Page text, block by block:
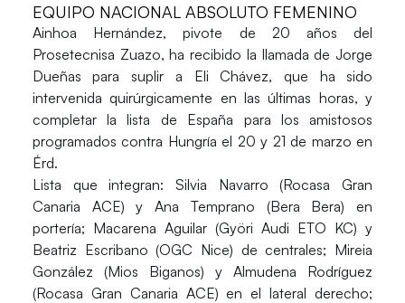
EQUIPO NACIONAL ABSOLUTO FEMENINO
Ainhoa Hernández, pivote de 20 años del
Prosetecnisa Zuazo, ha recibido la llamada de Jorge
Dueñas para suplir a Eli Chávez, que ha sido
intervenida quirúrgicamente en las últimas horas, y
completar la lista de España para los amistosos
programados contra Hungría el 20 y 21 de marzo en
Érd.
Lista que integran: Silvia Navarro (Rocasa Gran
Canaria ACE) yAna Temprano (Bera Bera) en
portería; Macarena Aguilar(Györi Audi ETO KC) y
Beatriz Escribano (OGC Nice) de centrales; Mireia
González (Mios Biganos) yAlmudena Rodríguez
(Rocasa Gran Canaria ACE) en el lateral derecho;